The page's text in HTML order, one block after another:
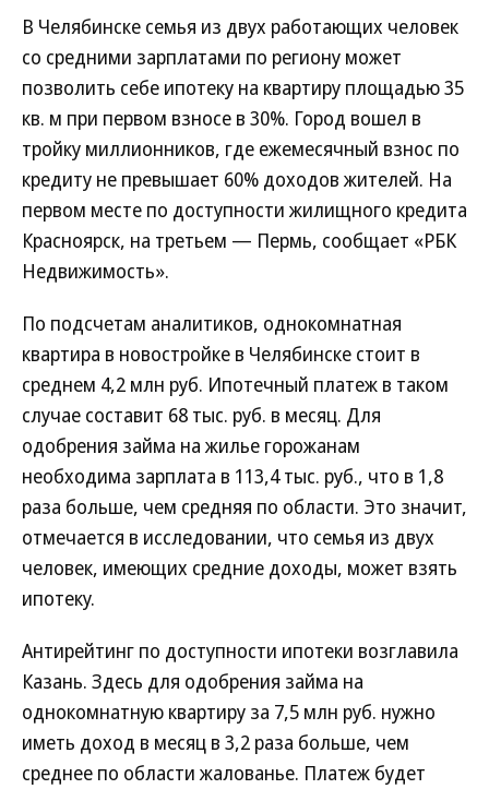
В Челябинске семья из двух работающих человек
со средними зарплатами по региону может
позволить себе ипотеку на квартиру площадью 35
кв. м при первом взносе в 30%. Город вошел в
тройку миллионников, где ежемесячный взнос по
кредиту не превышает 60% доходов жителей. На
первом месте по доступности жилищного кредита
Красноярск, на третьем — Пермь, сообщает «РБК
Недвижимость».
По подсчетам аналитиков, однокомнатная
квартира в новостройке в Челябинске стоит в
среднем 4,2 млн руб. Ипотечный платеж в таком
случае составит 68 тыс. руб. в месяц. Для
одобрения займа на жилье горожанам
необходима зарплата в 113,4 тыс. руб., что в 1,8
раза больше, чем средняя по области. Это значит,
отмечается в исследовании, что семья из двух
человек, имеющих средние доходы, может взять
ипотеку.
Антирейтинг по доступности ипотеки возглавила
Казань. Здесь для одобрения займа на
однокомнатную квартиру за 7,5 млн руб. нужно
иметь доход в месяц в 3,2 раза больше, чем
среднее по области жалованье. Платеж будет